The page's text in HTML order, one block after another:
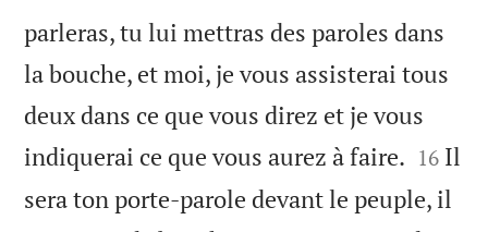
parleras, tu lui mettras des paroles dans
la bouche, et moi, je vous assisterai tous
deux dans ce que vous direz et je vous
indiquerai ce que vous aurez à faire. 

16 Il
sera ton porte-parole devant le peuple, il